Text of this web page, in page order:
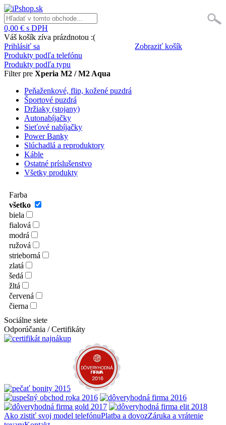
0,00 € s DPH
Váš košík zíva prázdnotou :(
Zobraziť košík
Prihlásiť sa
Produkty podľa telefónu
Produkty podľa typu
Filter pre Xperia M2 / M2 Aqua
Peňaženkové, flip, kožené puzdrá
Športové puzdrá
Držiaky (stojany)
Autonabíjačky
Sieťové nabíjačky
Power Banky
Slúchadlá a reproduktory
Káble
Ostatné príslušenstvo
Všetky produkty
Farba
všetko
biela
fialová
modrá
ružová
strieborná
zlatá
šedá
žltá
červená
čierna
Sociálne siete
Odporúčania / Certifikáty
Ako zistiť svoj model telefónuPlatba a dovozZáruka a vrátenie